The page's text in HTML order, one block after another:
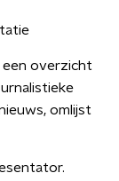
een overzicht
omlijst